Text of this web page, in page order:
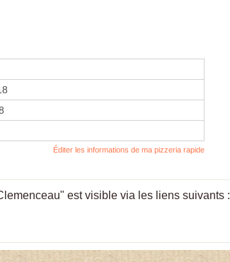
Éditer les informations de ma pizzeria rapide
est visible via les liens suivants :